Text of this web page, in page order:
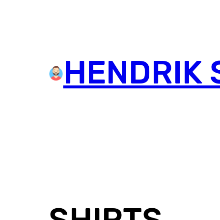
HENDRIK